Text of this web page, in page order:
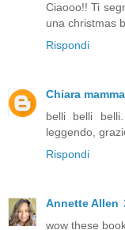
Ciaooo!! Ti
una christmas
Rispondi
Chiara
belli belli
leggendo,
Rispondi
Annette Allen
wow these